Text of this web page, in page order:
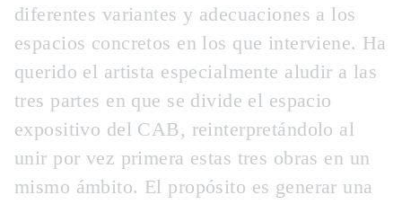
diferentes variantes y adecuaciones a los
espacios concretos en los que interviene. Ha
querido el artista especialmente aludir a las
tres partes en que se divide el espacio
expositivo del CAB, reinterpretándolo al
unir por vez primera estas tres obras en un
mismo ámbito. El propósito es generar una